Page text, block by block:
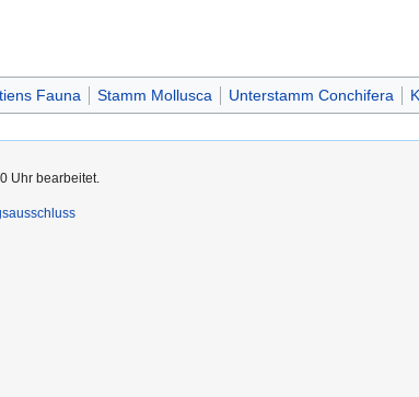
Fauna Stamm Mollusca Unterstamm Conchifera
Uhr bearbeitet.